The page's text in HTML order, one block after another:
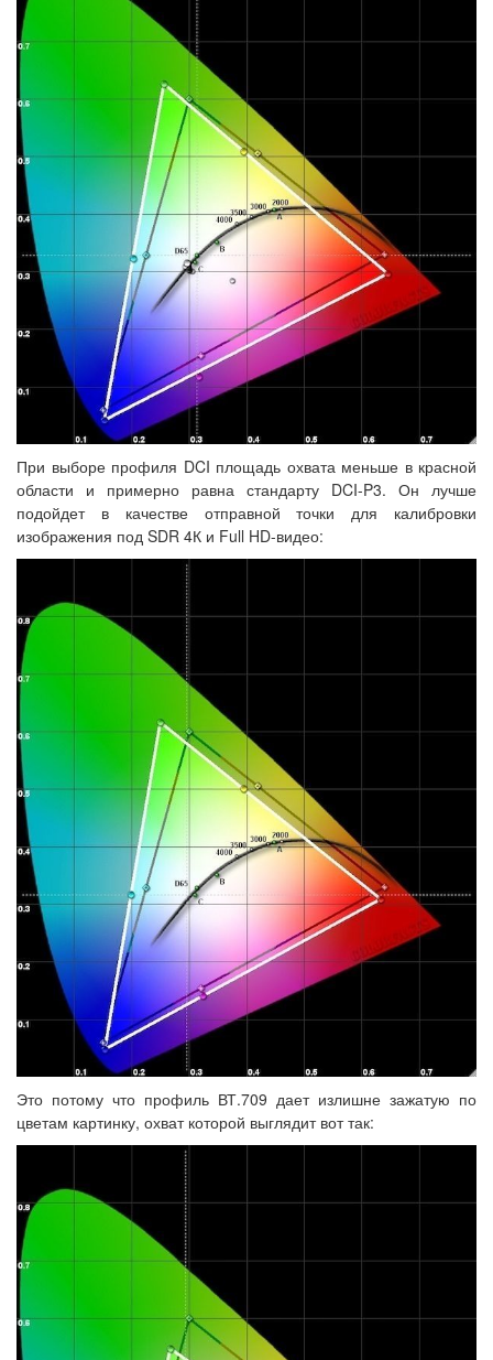
При выборе профиля DCI площадь охвата меньше в красной
области и примерно равна стандарту DCI-P3. Он лучше
подойдет в качестве отправной точки для калибровки
изображения под SDR 4К и Full HD-видео:
Это потому что профиль ВТ.709 дает излишне зажатую по
цветам картинку, охват которой выглядит вот так: